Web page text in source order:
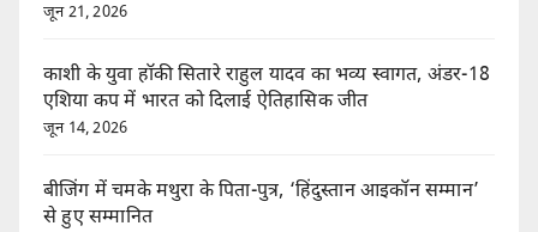
जून 21, 2026
काशी के युवा हॉकी सितारे राहुल यादव का भव्य स्वागत, अंडर-18
एशिया कप में भारत को दिलाई ऐतिहासिक जीत
जून 14, 2026
बीजिंग में चमके मथुरा के पिता-पुत्र, ‘हिंदुस्तान आइकॉन सम्मान’
से हुए सम्मानित